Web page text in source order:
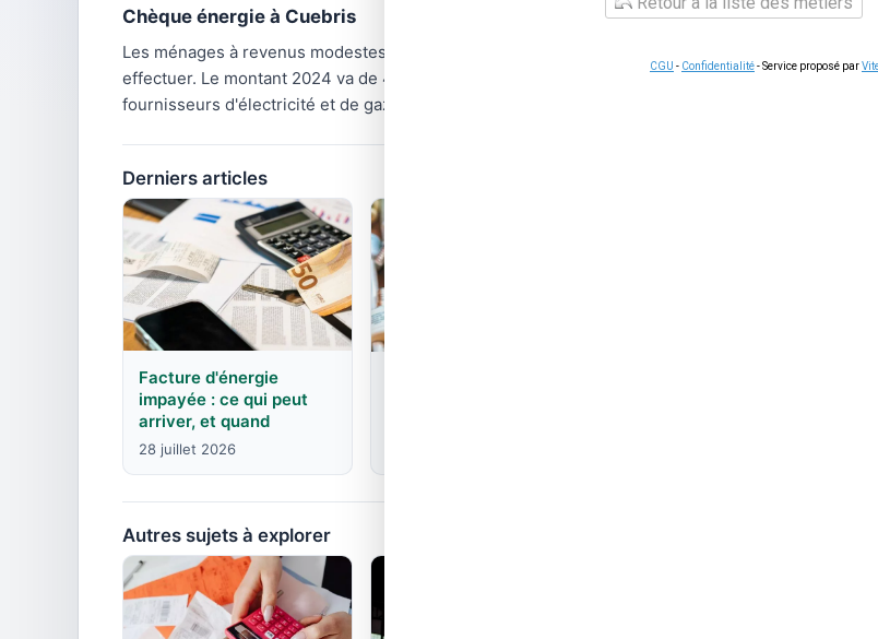
Chèque énergie à Cuebris
Les ménages à revenus modestes de Cuebris qui y sont éligibles reçoivent automatiquement le
effectuer. Le montant 2024 va de 48 € (personne seule, revenus modérés) à 277 € (famille
fournisseurs d'électricité et de gaz, y compris les offres de marché.
Derniers articles
Facture d'énergie
impayée : ce qui peut
arriver, et quand
28 juillet 2026
Autres sujets à explorer